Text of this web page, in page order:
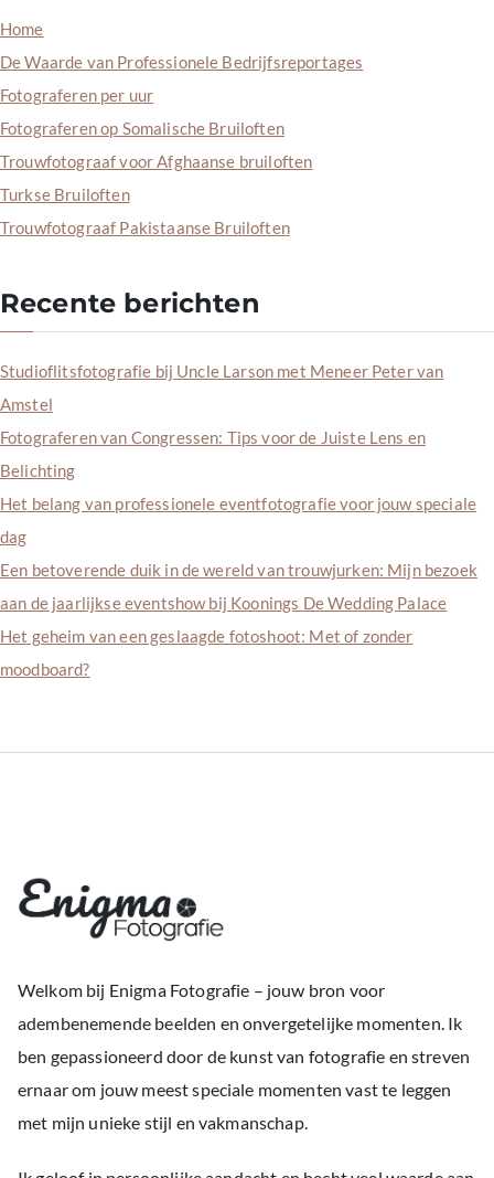
Home
De Waarde van Professionele Bedrijfsreportages
Fotograferen per uur
Fotograferen op Somalische Bruiloften
Trouwfotograaf voor Afghaanse bruiloften
Turkse Bruiloften
Trouwfotograaf Pakistaanse Bruiloften
Recente berichten
Studioflitsfotografie bij Uncle Larson met Meneer Peter van
Amstel
Fotograferen van Congressen: Tips voor de Juiste Lens en
Belichting
Het belang van professionele eventfotografie voor jouw speciale
dag
Een betoverende duik in de wereld van trouwjurken: Mijn bezoek
aan de jaarlijkse eventshow bij Koonings De Wedding Palace
Het geheim van een geslaagde fotoshoot: Met of zonder
moodboard?
Welkom bij Enigma Fotografie – jouw bron voor
adembenemende beelden en onvergetelijke momenten. Ik
ben gepassioneerd door de kunst van fotografie en streven
ernaar om jouw meest speciale momenten vast te leggen
met mijn unieke stijl en vakmanschap.